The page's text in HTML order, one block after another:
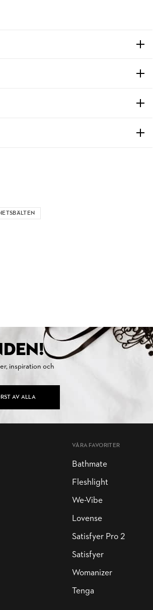
inspiration och
AV ALLA
VÅRA FAVORITER
Bathmate
Fleshlight
We-Vibe
Lovense
Satisfyer Pro 2
Satisfyer
Womanizer
Tenga